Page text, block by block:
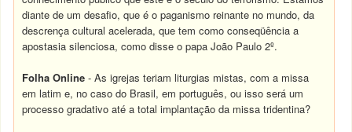
diante de um desafio, que é o paganismo reinante no mundo, da
descrença cultural acelerada, que tem como conseqüência a
apostasia silenciosa, como disse o papa João Paulo 2º.
Folha Online - As igrejas teriam liturgias mistas, com a missa
em latim e, no caso do Brasil, em português, ou isso será um
processo gradativo até a total implantação da missa tridentina?